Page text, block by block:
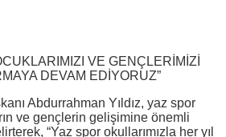
VE GENÇLERİMİZİ
DEVAM EDİYORUZ”
Abdurrahman Yıldız, yaz spor
ve gençlerin gelişimine önemli
“Yaz spor okullarımızla her yıl